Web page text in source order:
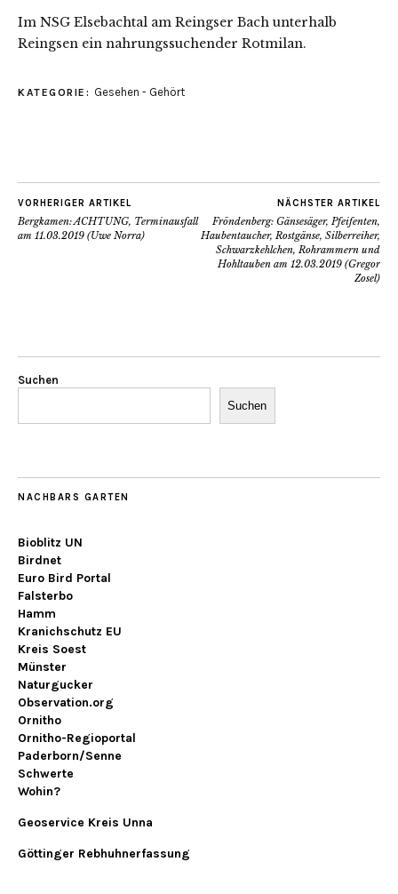
Im NSG Elsebachtal am Reingser Bach unterhalb
Reingsen ein nahrungssuchender Rotmilan.
KATEGORIE: Gesehen - Gehört
VORHERIGER ARTIKEL
Bergkamen: ACHTUNG, Terminausfall
am 11.03.2019 (Uwe Norra)
NÄCHSTER ARTIKEL
Fröndenberg: Gänsesäger, Pfeifenten,
Haubentaucher, Rostgänse, Silberreiher,
Schwarzkehlchen, Rohrammern und
Hohltauben am 12.03.2019 (Gregor
Zosel)
Suchen
Suchen
NACHBARS GARTEN
Bioblitz UN
Birdnet
Euro Bird Portal
Falsterbo
Hamm
Kranichschutz EU
Kreis Soest
Münster
Naturgucker
Observation.org
Ornitho
Ornitho-Regioportal
Paderborn/Senne
Schwerte
Wohin?
Geoservice Kreis Unna
Göttinger Rebhuhnerfassung